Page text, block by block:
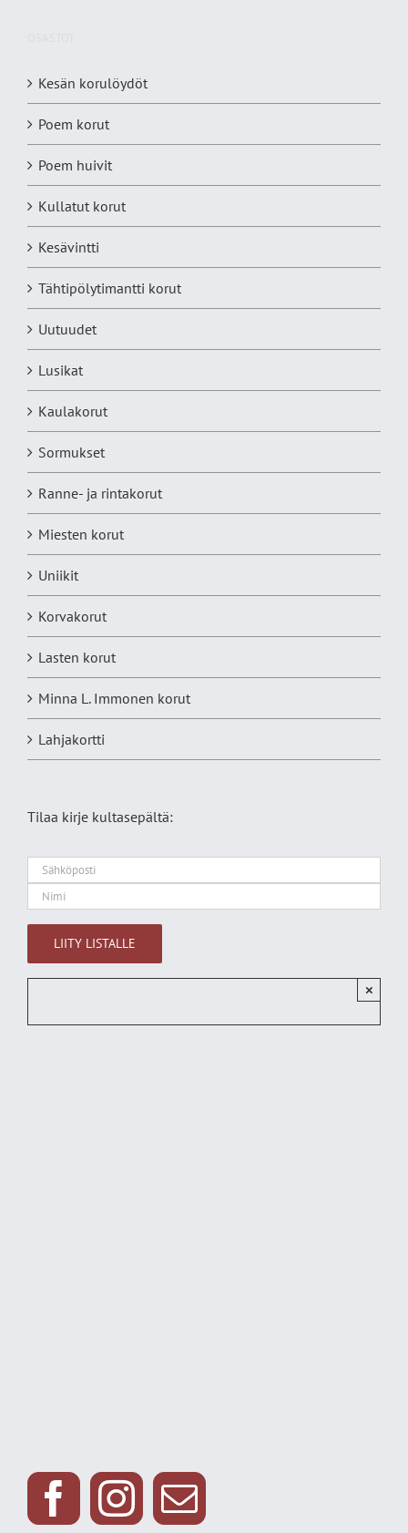
Kesän korulöydöt
Poem korut
Poem huivit
Kullatut korut
Kesävintti
Tähtipölytimantti korut
Uutuudet
Lusikat
Kaulakorut
Sormukset
Ranne- ja rintakorut
Miesten korut
Uniikit
Korvakorut
Lasten korut
Minna L. Immonen korut
Lahjakortti
Tilaa kirje kultasepältä:
×